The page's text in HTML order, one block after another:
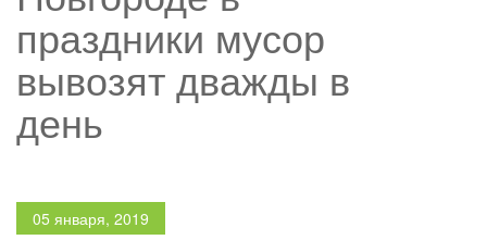
праздники мусор
вывозят дважды в
день
05 января, 2019